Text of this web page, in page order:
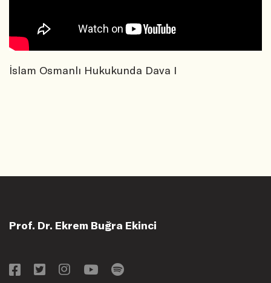
İslam Osmanlı Hukukunda Dava I
Prof. Dr. Ekrem Buğra Ekinci